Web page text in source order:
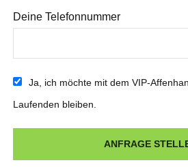
Deine Telefonnummer
Ja, ich möchte mit dem VIP-
Laufenden bleiben.